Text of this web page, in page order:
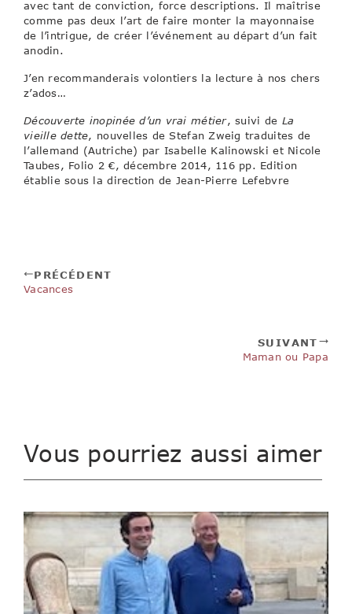
avec tant de conviction, force descriptions. Il maîtrise
comme pas deux l’art de faire monter la mayonnaise
de l’intrigue, de créer l’événement au départ d’un fait
anodin.
J’en recommanderais volontiers la lecture à nos chers
z’ados…
Découverte inopinée d’un vrai métier, suivi de La
vieille dette, nouvelles de Stefan Zweig traduites de
l’allemand (Autriche) par Isabelle Kalinowski et Nicole
Taubes, Folio 2 €, décembre 2014, 116 pp. Edition
établie sous la direction de Jean-Pierre Lefebvre
PRÉCÉDENT
Vacances
SUIVANT
Maman ou Papa
Vous pourriez aussi aimer